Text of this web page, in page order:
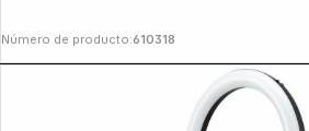
Número de producto:610318